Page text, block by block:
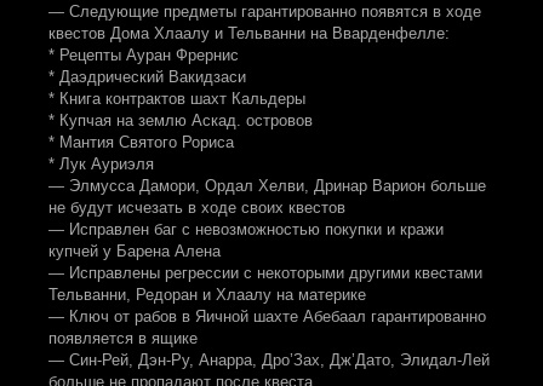
— Следующие предметы гарантированно появятся в ходе
квестов Дома Хлаалу и Тельванни на Вварденфелле:
* Рецепты Ауран Фрернис
* Даэдрический Вакидзаси
* Книга контрактов шахт Кальдеры
* Купчая на землю Аскад. островов
* Мантия Святого Рориса
* Лук Ауриэля
— Элмусса Дамори, Ордал Хелви, Дринар Варион больше
не будут исчезать в ходе своих квестов
— Исправлен баг с невозможностью покупки и кражи
купчей у Барена Алена
— Исправлены регрессии с некоторыми другими квестами
Тельванни, Редоран и Хлаалу на материке
— Ключ от рабов в Яичной шахте Абебаал гарантированно
появляется в ящике
— Син-Рей, Дэн-Ру, Анарра, Дро’Зах, Дж’Дато, Элидал-Лей
больше не пропадают после квеста